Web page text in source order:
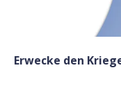
Erwecke den